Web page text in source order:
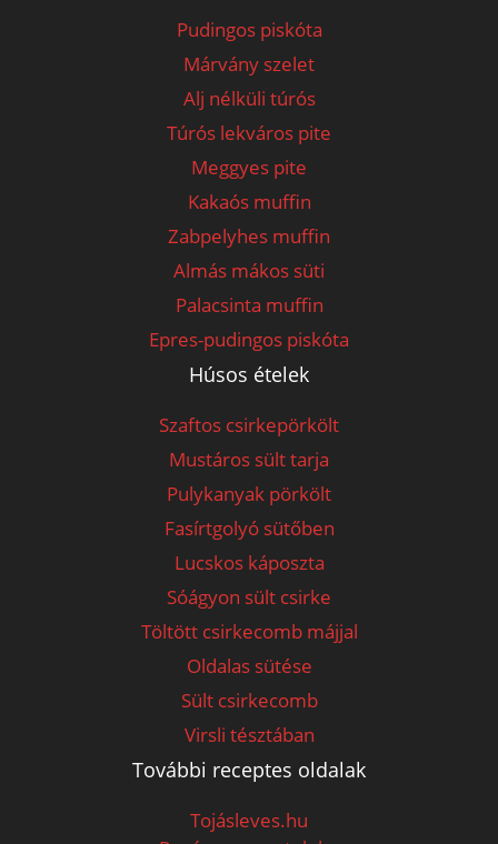
Pudingos piskóta
Márvány szelet
Alj nélküli túrós
Túrós lekváros pite
Meggyes pite
Kakaós muffin
Zabpelyhes muffin
Almás mákos süti
Palacsinta muffin
Epres-pudingos piskóta
Húsos ételek
Szaftos csirkepörkölt
Mustáros sült tarja
Pulykanyak pörkölt
Fasírtgolyó sütőben
Lucskos káposzta
Sóágyon sült csirke
Töltött csirkecomb májjal
Oldalas sütése
Sült csirkecomb
Virsli tésztában
További receptes oldalak
Tojásleves.hu